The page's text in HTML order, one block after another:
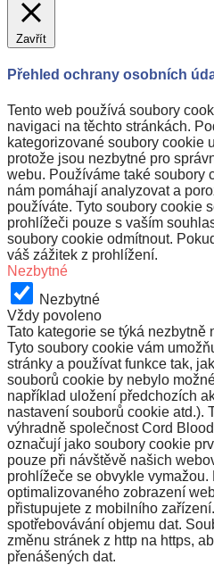
Zavřít
Přehled ochrany osobních
Tento web používá soubory
navigaci na těchto stránkách.
kategorizované soubory cookie
protože jsou nezbytné pro
webu. Používáme také soubory
nám pomáhají analyzovat a
používáte. Tyto soubory cookie
prohlížeči pouze s vaším
soubory cookie odmítnout.
váš zážitek z prohlížení.
Nezbytné
Nezbytné
Vždy povoleno
Tato kategorie se týká nezbytně
Tyto soubory cookie vám
stránky a používat funkce tak,
souborů cookie by nebylo
například uložení předchozích
nastavení souborů cookie atd.).
výhradně společnost Cord
označují jako soubory cookie
pouze při návštěvě našich
prohlížeče se obvykle
optimalizovaného zobrazení
přistupujete z mobilního
spotřebovávání objemu dat.
změnu stránek z http na https,
přenášených dat.